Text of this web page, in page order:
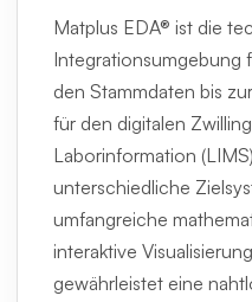
Matplus EDA® ist die
Integrationsumgebung
den Stammdaten bis
für den digitalen
Laborinformation
unterschiedliche
umfangreiche
interaktive
gewährleistet eine